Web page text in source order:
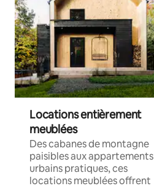
Locations entièrement
meublées
Des cabanes de montagne
paisibles aux appartements
urbains pratiques, ces
locations meublées offrent